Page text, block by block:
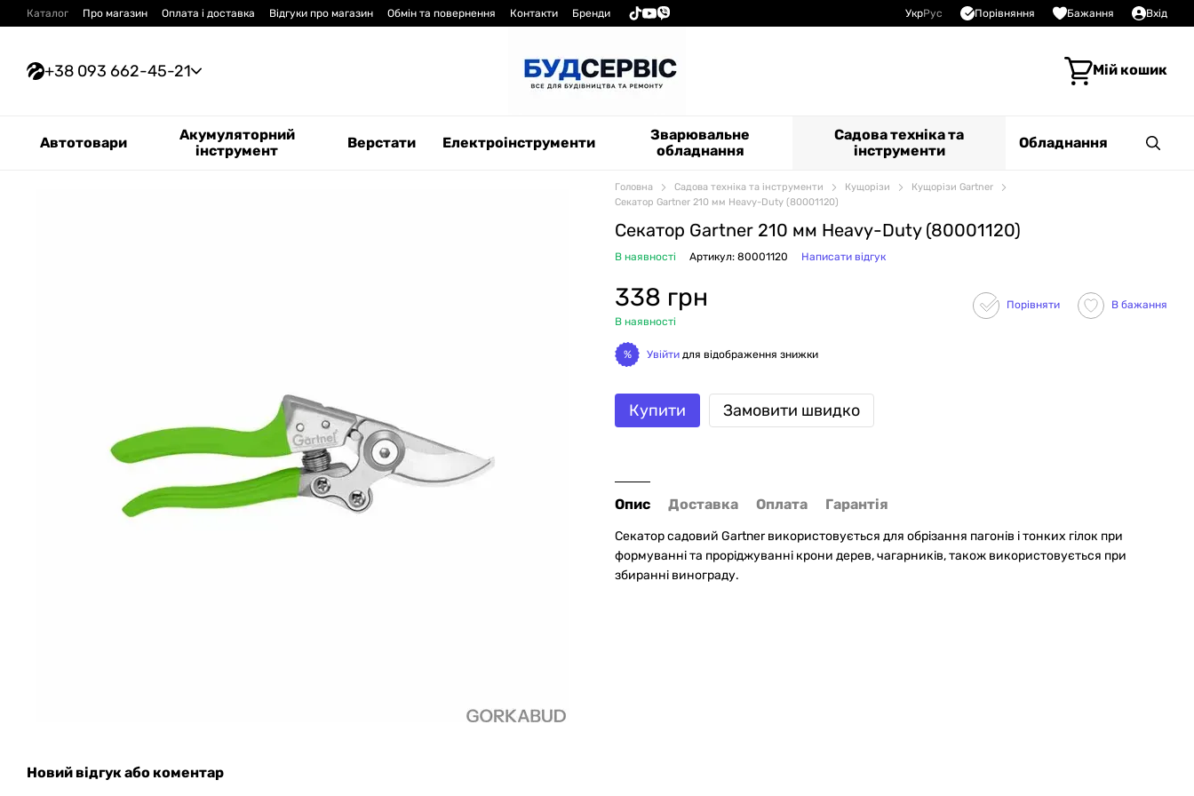
Перейти до основного контенту
Каталог Про магазин Оплата і доставка Відгуки про магазин Обмін та повернення Контакти Бренди УкрРус Порівняння Бажання Вхід
+38 093 662-45-21 Мій кошик
Автотовари
Акумуляторний
інструмент
Верстати Електроінструменти
Зварювальне
обладнання
Садова техніка та
інструменти
Обладнання
Новий відгук або коментар
Головна Садова техніка та інструменти Кущорізи
Кущорізи Gartner
Секатор Gartner 210 мм Heavy-Duty (80001120)
Секатор Gartner 210 мм Heavy-Duty (80001120)
В наявності Артикул: 80001120 Написати відгук
338 грн
В наявності
Порівняти В бажання
% Увійти для відображення знижки
Купити Замовити швидко
Опис Доставка Оплата Гарантія
Секатор садовий Gartner використовується для обрізання пагонів і тонких гілок при
формуванні та проріджуванні крони дерев, чагарників, також використовується при
збиранні винограду.